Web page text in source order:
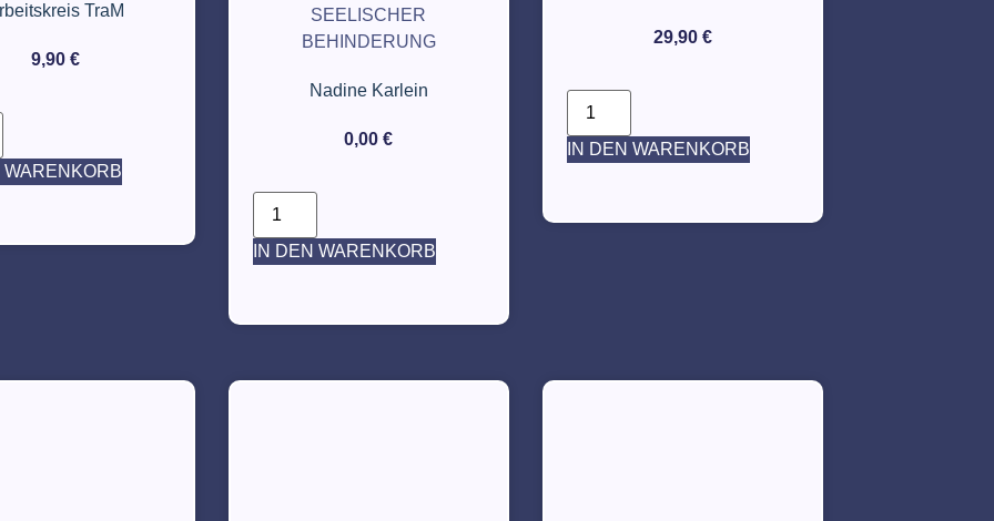
TraM
9,90 €
WARENKORB
SEELISCHER
BEHINDERUNG
Nadine Karlein
0,00€
IN DEN WARENKORB
29,90 €
IN DEN WARENKORB